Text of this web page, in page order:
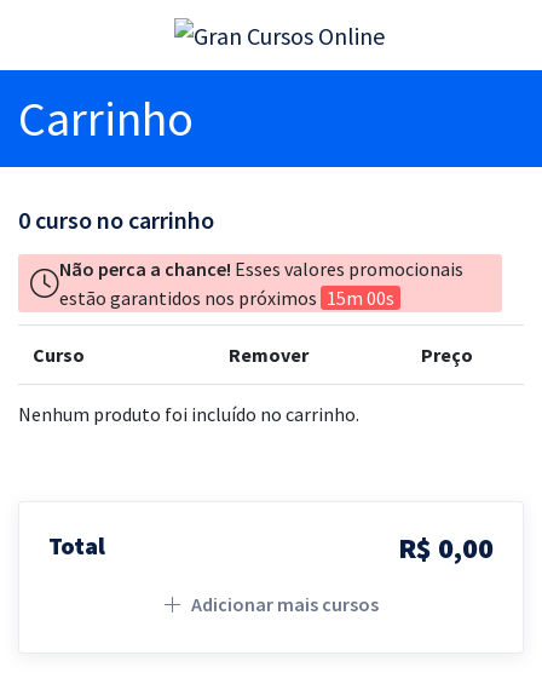
Carrinho
0 curso no carrinho
Não perca a chance! Esses valores promocionais
estão garantidos nos próximos 15m 00s
Curso Remover Preço
Nenhum produto foi incluído no carrinho.
Total R$ 0,00
Adicionar mais cursos